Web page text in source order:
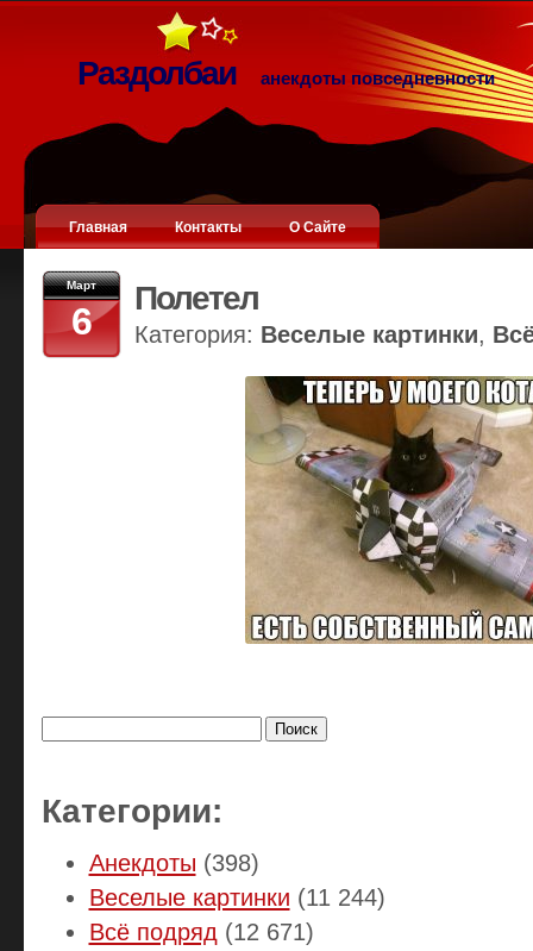
Раздолбаи анекдоты повседневности
Главная Контакты О Сайте
Март
6
Полетел
Категория: Веселые картинки,
Категории:
Анекдоты (398)
Веселые картинки (11 244)
Всё подряд (12 671)